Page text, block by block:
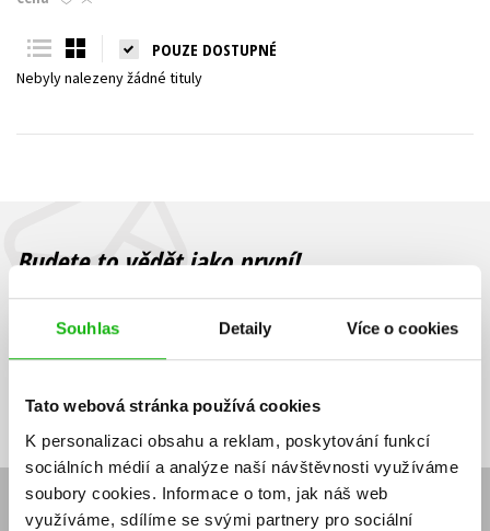
Souhlas Detaily Více o cookies
Tato webová stránka používá cookies
K personalizaci obsahu a reklam, poskytování funkcí
sociálních médií a analýze naší návštěvnosti využíváme
soubory cookies. Informace o tom, jak náš web
využíváme, sdílíme se svými partnery pro sociální
Young adult (SK)
Všechny tituly
POUZE DOSTUPNÉ
Nebyly nalezeny žádné tituly
Budete to vědět jako první!
Zajímá Vás, jaký knižní hit právě vychází, na jaké zboží je výhodná
sleva, jaká běží soutěž o ceny? Přihlášením k odběru našich e-
souhlasíte se zpracováním osobních údajů
mailová
adresa
mailová
adresa
Vaše e-mailová adresa Přihlásit se
E-SHOP